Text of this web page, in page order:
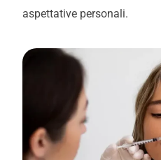
aspettative personali.